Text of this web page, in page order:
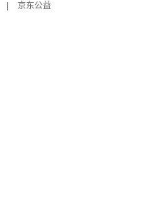
京东公益